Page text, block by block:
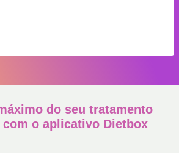
do seu tratamento
o aplicativo Dietbox